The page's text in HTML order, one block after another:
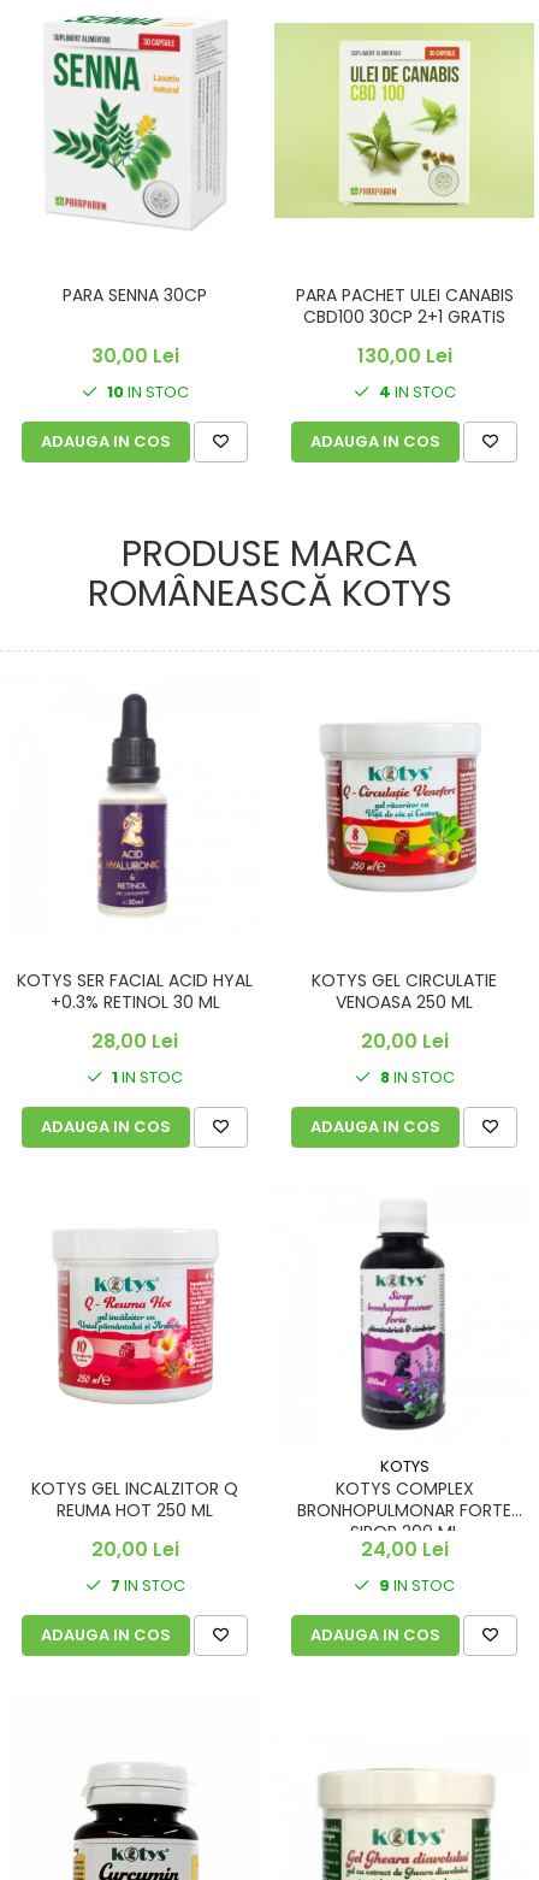
PARA SENNA 30CP
30,00 Lei
10IN STOC
ADAUGA IN COS
PARA PACHET ULEI CANABIS
CBD100 30CP 2+1 GRATIS
130,00 Lei
4 IN STOC
ADAUGA IN COS
PRODUSE MARCA
ROMÂNEASCĂ KOTYS
KOTYS SER FACIAL ACID HYAL
+0.3% RETINOL 30 ML
28,00 Lei
1IN STOC
ADAUGA IN COS
KOTYS GEL CIRCULATIE
VENOASA 250 ML
20,00 Lei
8IN STOC
ADAUGA IN COS
KOTYS GEL INCALZITOR Q
REUMA HOT 250 ML
20,00 Lei
7 IN STOC
ADAUGA IN COS
KOTYS
KOTYS COMPLEX
BRONHOPULMONAR FORTE
SIROP 200 ML
24,00 Lei
9 IN STOC
ADAUGA IN COS